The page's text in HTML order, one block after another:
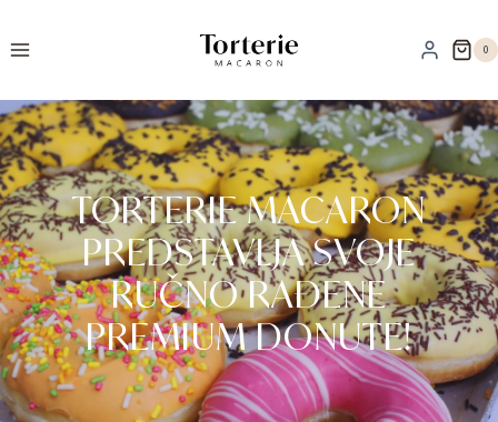
to
0
TORTERIE MACARON
PREDSTAVLJA SVOJE
RUČNO RAĐENE
PREMIUM DONUTE!